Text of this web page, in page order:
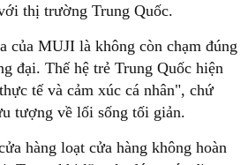
thị trường Trung Quốc.
của MUJI là không còn chạm đúng
đại. Thế hệ trẻ Trung Quốc hiện
tế và cảm xúc cá nhân", chứ
tượng về lối sống tối giản.
hàng loạt cửa hàng không hoàn